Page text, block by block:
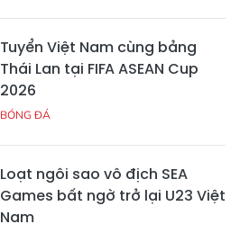
Tuyển Việt Nam cùng bảng
Thái Lan tại FIFA ASEAN Cup
2026
BÓNG ĐÁ
Loạt ngôi sao vô địch SEA
Games bất ngờ trở lại U23 Việt
Nam